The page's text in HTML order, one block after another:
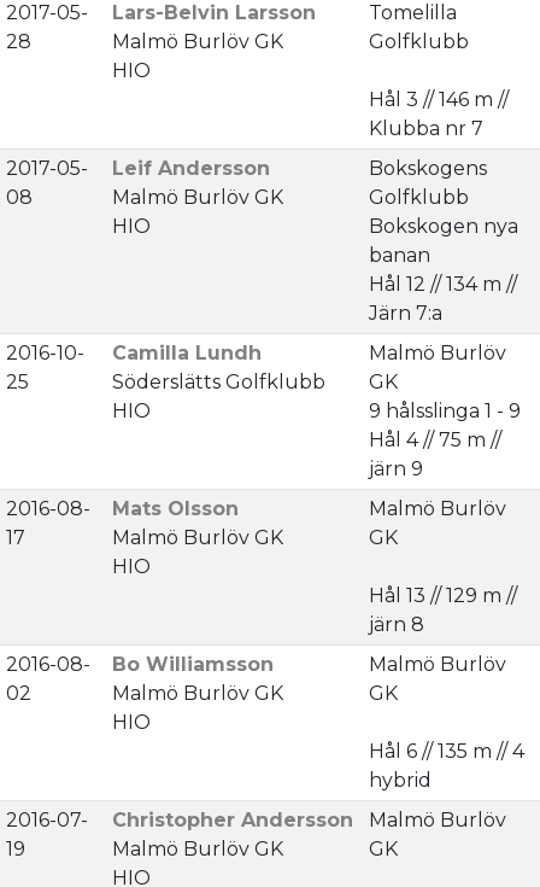
2017-05-
28
Lars-Belvin Larsson
Malmö Burlöv GK
HIO
Tomelilla
Golfklubb
Hål 3 // 146 m //
Klubba nr 7
2017-05-
08
Leif Andersson
Malmö Burlöv GK
HIO
Bokskogens
Golfklubb
Bokskogen nya
banan
Hål 12 // 134 m //
Järn 7:a
2016-10-
25
Camilla Lundh
Söderslätts Golfklubb
HIO
Malmö Burlöv
GK
9 hålsslinga 1 - 9
Hål 4 // 75 m //
järn 9
2016-08-
17
Mats Olsson
Malmö Burlöv GK
HIO
Malmö Burlöv
GK
Hål 13 // 129 m //
järn 8
2016-08-
02
Bo Williamsson
Malmö Burlöv GK
HIO
Malmö Burlöv
GK
Hål 6 // 135 m // 4
hybrid
2016-07-
19
Christopher Andersson
Malmö Burlöv GK
HIO
Malmö Burlöv
GK